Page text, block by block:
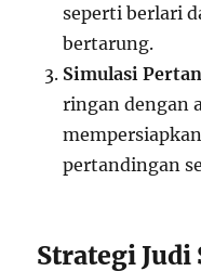
seperti berlari
bertarung.
Simulasi
ringan dengan
pertandingan
Strategi Judi